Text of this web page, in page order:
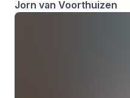
Jorn van Voorthuizen